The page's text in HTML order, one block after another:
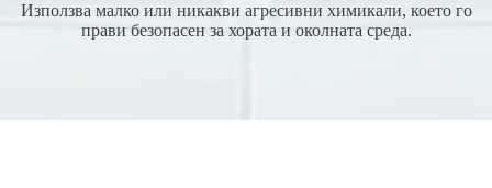
Използва малко или никакви агресивни химикали, което го
прави безопасен за хората и околната среда.